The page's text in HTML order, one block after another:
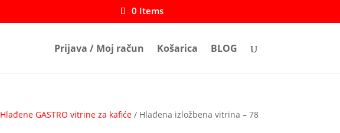
0 Items
Prijava / Moj račun Košarica BLOG
Hlađene GASTRO vitrine za kafiće/ Hlađena izložbena vitrina – 78